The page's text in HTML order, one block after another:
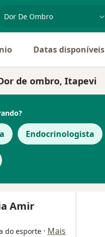
Datas disponíveis
de ombro, Itapevi
Endocrinologista
Amir
do esporte · Mais